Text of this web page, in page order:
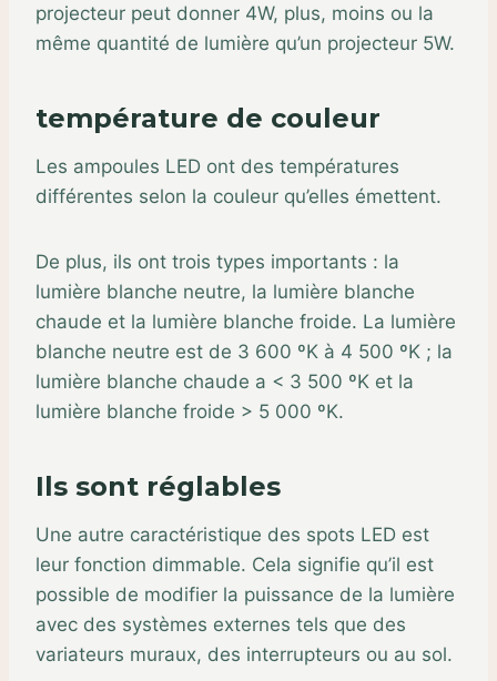
projecteur peut donner 4W, plus, moins ou la
même quantité de lumière qu’un projecteur 5W.
température de couleur
Les ampoules LED ont des températures
différentes selon la couleur qu’elles émettent.
De plus, ils ont trois types importants : la
lumière blanche neutre, la lumière blanche
chaude et la lumière blanche froide. La lumière
blanche neutre est de 3 600 ºK à 4 500 ºK ; la
lumière blanche chaude a < 3 500 ºK et la
lumière blanche froide > 5 000 ºK.
Ils sont réglables
Une autre caractéristique des spots LED est
leur fonction dimmable. Cela signifie qu’il est
possible de modifier la puissance de la lumière
avec des systèmes externes tels que des
variateurs muraux, des interrupteurs ou au sol.